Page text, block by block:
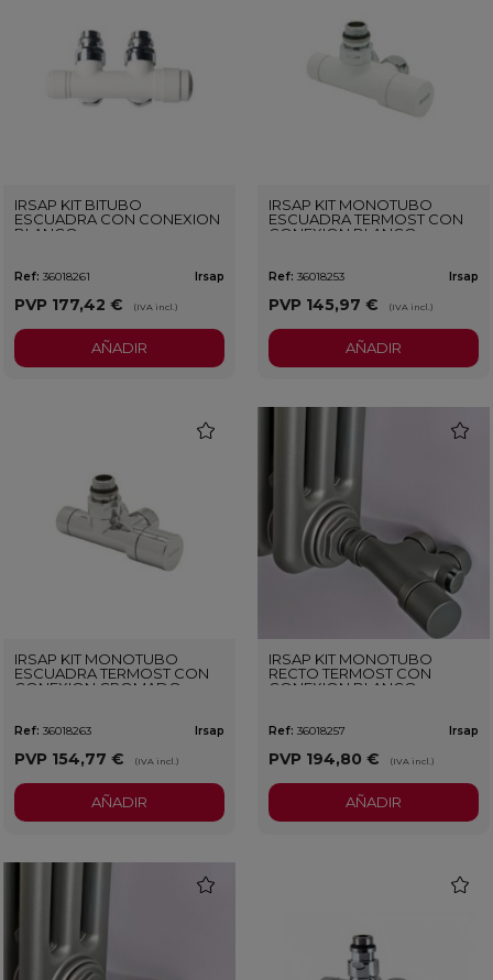
IRSAP KIT BITUBO
ESCUADRA CON CONEXION
BLANCO
Ref: 36018261 Irsap
PVP 177,42 € (IVA incl.)
AÑADIR
IRSAP KIT MONOTUBO
ESCUADRA TERMOST CON
CONEXION BLANCO
Ref: 36018253 Irsap
PVP 145,97 € (IVA incl.)
AÑADIR
IRSAP KIT MONOTUBO
ESCUADRA TERMOST CON
CONEXION CROMADO
Ref: 36018263 Irsap
PVP 154,77 € (IVA incl.)
AÑADIR
IRSAP KIT MONOTUBO
RECTO TERMOST CON
CONEXION BLANCO
Ref: 36018257 Irsap
PVP 194,80 € (IVA incl.)
AÑADIR